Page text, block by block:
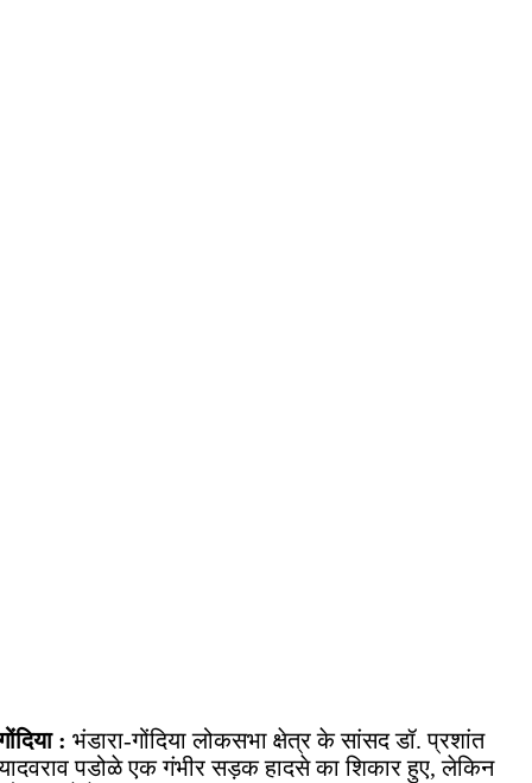
: भंडारा-गोंदिया लोकसभा क्षेत्र के सांसद डॉ. प्रशांत
पडोळे एक गंभीर सड़क हादसे का शिकार हुए, लेकिन